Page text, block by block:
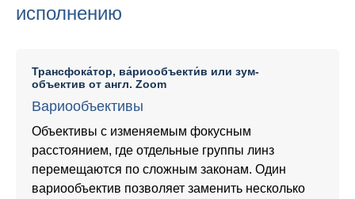
исполнению
Трансфока́тор, ва́риообъекти́в или зум-
объектив от англ. Zoom
Вариообъективы
Объективы с изменяемым фокусным
расстоянием, где отдельные группы линз
перемещаются по сложным законам. Один
вариообъектив позволяет заменить несколько